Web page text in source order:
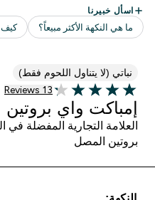
نباتي (لا يتناول اللحوم فقط)
4.23 out of 5 stars
13 customer reviews
13 Reviews
إمباكت واي بروتين
العلامة التجارية المفضلة
بروتين المصل